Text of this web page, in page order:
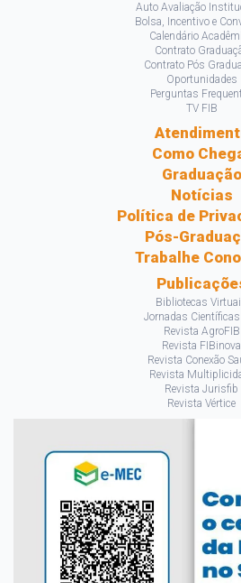
Auto Avaliação
Bolsa, Incentivo e
Calendário
Contrato
Contrato Pós
Oportunidades
Perguntas
TV FIB
Como
Graduação
Notícias
Política de
Pós-
Trabalhe
Bibliotecas
Jornadas Científicas
Revista AgroFIB
Revista FIBinova
Revista Conexão
Revista
Revista Jurisfib
Revista Vértice